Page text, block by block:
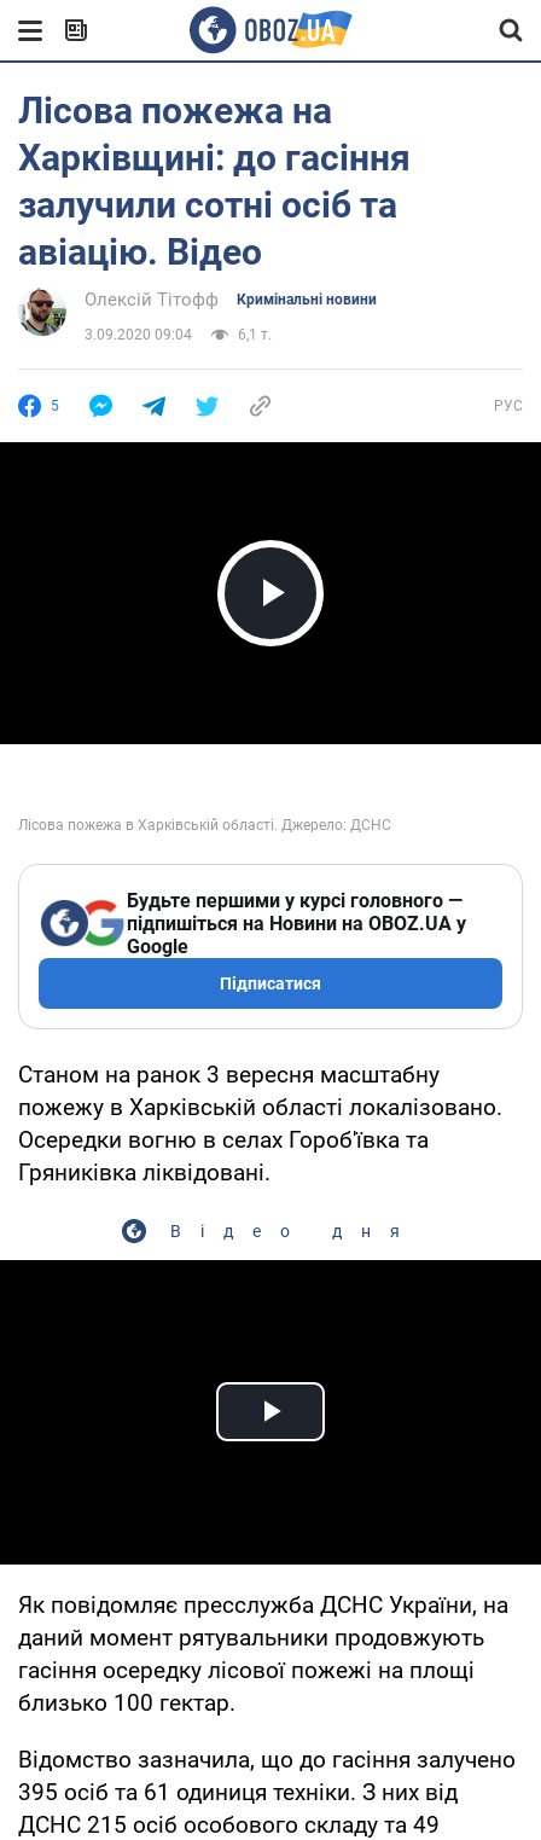
Лісова пожежа на
Харківщині: до гасіння
залучили сотні осіб та
авіацію. Відео
Олексій Тітофф Кримінальні новини
3.09.2020 09:04 6,1 т.
5 РУС
Play Video
Будьте першими у курсі головного —
підпишіться на Новини на OBOZ.UA у
Google
Підписатися
Станом на ранок 3 вересня масштабну
пожежу в Харківській області локалізовано.
Осередки вогню в селах Гороб'ївка та
Гряниківка ліквідовані.
Відео дня
Play Video
Як повідомляє пресслужба ДСНС України, на
даний момент рятувальники продовжують
гасіння осередку лісової пожежі на площі
близько 100 гектар.
Відомство зазначила, що до гасіння залучено
395 осіб та 61 одиниця техніки. З них від
ДСНС 215 осіб особового складу та 49